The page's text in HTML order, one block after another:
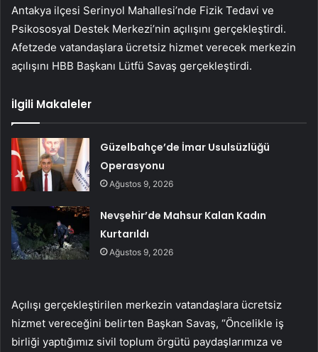
Antakya ilçesi Serinyol Mahallesi’nde Fizik Tedavi ve
Psikososyal Destek Merkezi’nin açılışını gerçekleştirdi.
Afetzede vatandaşlara ücretsiz hizmet verecek merkezin
açılışını HBB Başkanı Lütfü Savaş gerçekleştirdi.
İlgili Makaleler
Güzelbahçe’de İmar Usulsüzlüğü
Operasyonu
Ağustos 9, 2026
Nevşehir’de Mahsur Kalan Kadın
Kurtarıldı
Ağustos 9, 2026
Açılışı gerçekleştirilen merkezin vatandaşlara ücretsiz
hizmet vereceğini belirten Başkan Savaş, “Öncelikle iş
birliği yaptığımız sivil toplum örgütü paydaşlarımıza ve